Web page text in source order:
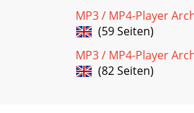
MP3 / MP4-Player
(59 Seiten)
MP3 / MP4-Player
(82 Seiten)